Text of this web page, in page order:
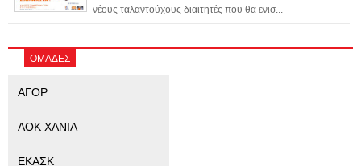
νέους ταλαντούχους διαιτητές που θα ενισ...
ΟΜΑΔΕΣ
ΑΓΟΡ
ΑΟΚ ΧΑΝΙΑ
ΕΚΑΣΚ